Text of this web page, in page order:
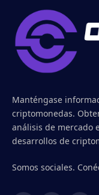
Manténgase
criptomonedas.
análisis de mercado
desarrollos de
Somos sociales.